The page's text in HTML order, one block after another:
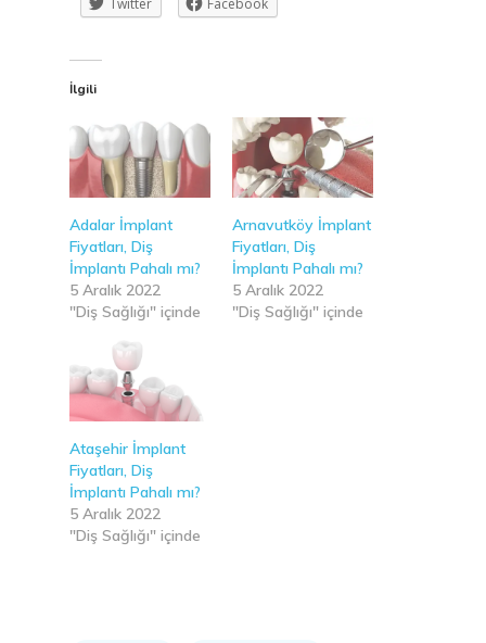
Twitter Facebook
İlgili
Adalar İmplant
Fiyatları, Diş
İmplantı Pahalı mı?
5 Aralık 2022
"Diş Sağlığı" içinde
Arnavutköy İmplant
Fiyatları, Diş
İmplantı Pahalı mı?
5 Aralık 2022
"Diş Sağlığı" içinde
Ataşehir İmplant
Fiyatları, Diş
İmplantı Pahalı mı?
5 Aralık 2022
"Diş Sağlığı" içinde